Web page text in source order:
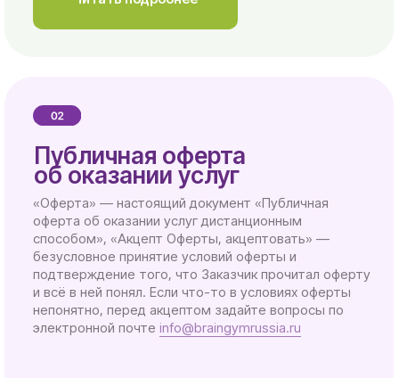
об оказании услуг
«Оферта» — настоящий документ «Публичная
оферта об оказании услуг дистанционным
способом», «Акцепт Оферты, акцептовать» —
безусловное принятие условий оферты и
подтверждение того, что Заказчик прочитал оферту
и всё в ней понял. Если что-то в условиях оферты
непонятно, перед акцептом задайте вопросы по
электронной почтеinfo@braingymrussia.ru
Читать подробнее